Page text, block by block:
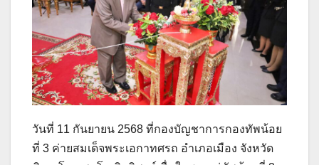
วันที่ 11 กันยายน 2568 ที่กองบัญชาการกองทัพน้อย
ที่ 3 ค่ายสมเด็จพระเอกาทศรถ อำเภอเมือง จังหวัด